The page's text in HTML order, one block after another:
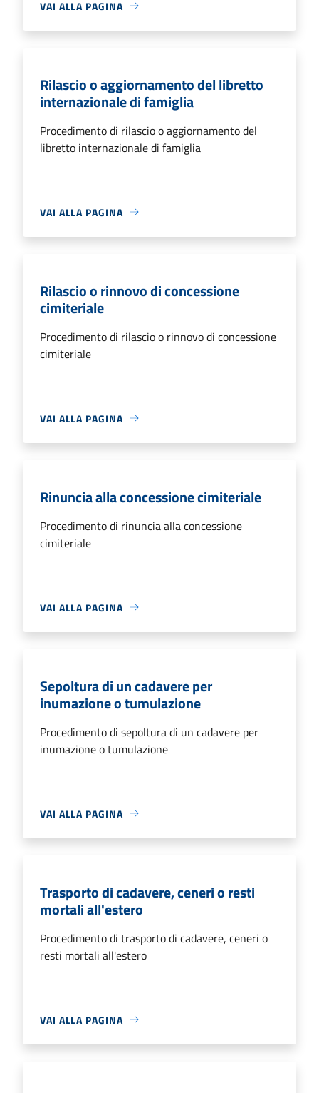
VAI ALLA PAGINA
Rilascio o aggiornamento del libretto
internazionale di famiglia
Procedimento di rilascio o aggiornamento del
libretto internazionale di famiglia
VAI ALLA PAGINA
Rilascio o rinnovo di concessione
cimiteriale
Procedimento di rilascio o rinnovo di concessione
cimiteriale
VAI ALLA PAGINA
Rinuncia alla concessione cimiteriale
Procedimento di rinuncia alla concessione
cimiteriale
VAI ALLA PAGINA
Sepoltura di un cadavere per
inumazione o tumulazione
Procedimento di sepoltura di un cadavere per
inumazione o tumulazione
VAI ALLA PAGINA
Trasporto di cadavere, ceneri o resti
mortali all'estero
Procedimento di trasporto di cadavere, ceneri o
resti mortali all'estero
VAI ALLA PAGINA